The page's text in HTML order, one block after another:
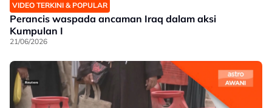
VIDEO TERKINI & POPULAR
Perancis waspada ancaman Iraq dalam aksi
Kumpulan I
21/06/2026